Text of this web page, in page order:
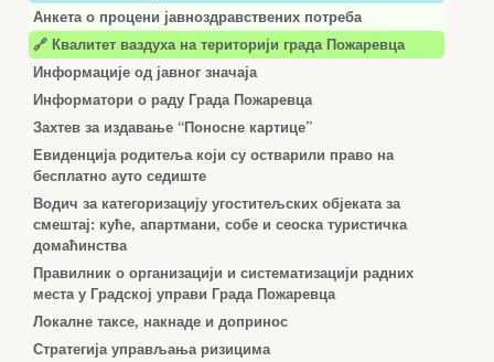
Анкета о процени јавноздравствених потреба
🔗 Квалитет ваздуха на територији града Пожаревца
Информације од јавног значаја
Информатори о раду Града Пожаревца
Захтев за издавање “Поносне картице”
Евиденција родитеља који су остварили право на
бесплатно ауто седиште
Водич за категоризацију угоститељских објеката за
смештај: куће, апартмани, собе и сеоска туристичка
домаћинства
Правилник о организацији и систематизацији радних
места у Градској управи Града Пожаревца
Локалне таксе, накнаде и допринос
Стратегија управљања ризицима